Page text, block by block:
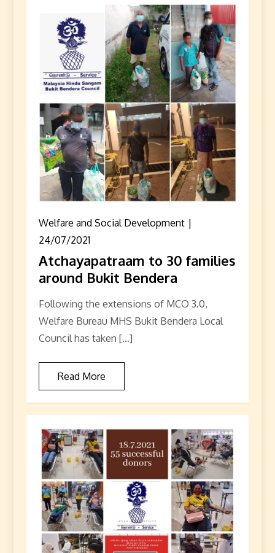
Welfare and Social Development
24/07/2021
Atchayapatraam to 30 families
around Bukit Bendera
Following the extensions of MCO 3.0,
Welfare Bureau MHS Bukit Bendera Local
Council has taken […]
Read More